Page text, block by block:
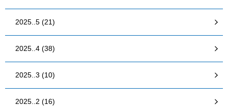
2025..5 (21)
2025..4 (38)
2025..3 (10)
2025..2 (16)